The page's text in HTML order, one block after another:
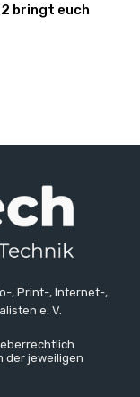
bringt euch
, Print-, Internet-,
e. V.
der jeweiligen